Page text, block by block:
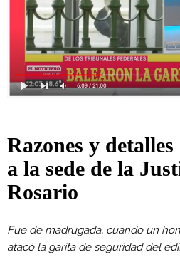
Razones y
a la sede de la
Rosario
Fue de madrugada, cuando un
atacó la garita de seguridad del